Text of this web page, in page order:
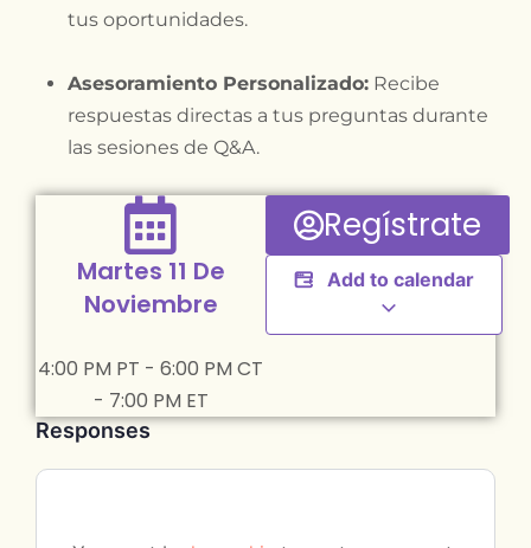
tus oportunidades.
Asesoramiento Personalizado: Recibe
respuestas directas a tus preguntas durante
las sesiones de Q&A.
Martes 11 De
Noviembre
4:00 PM PT - 6:00 PM CT
- 7:00 PM ET
Regístrate
Responses